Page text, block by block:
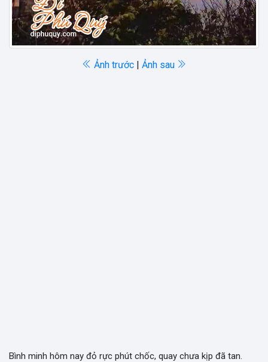
Ảnh trước| Ảnh sau
Bình minh hôm nay đỏ rực phút chốc, quay chưa kịp đã tan.